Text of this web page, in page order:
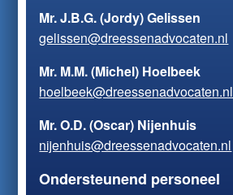
Mr. J.B.G. (Jordy) Gelissen
gelissen@dreessenadvocaten.nl
Mr. M.M. (Michel) Hoelbeek
hoelbeek@dreessenadvocaten.nl
Mr. O.D. (Oscar) Nijenhuis
nijenhuis@dreessenadvocaten.nl
Ondersteunend personeel